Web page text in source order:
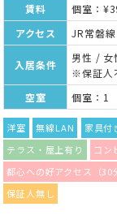
賃料
個室：
アクセス
JR常磐
入居条件
男性 / 女
※保証人
空室
個室：1
洋室 無線LAN 家具付
テラス・屋上有り
コン
都心への好アクセス（30
保証人無し